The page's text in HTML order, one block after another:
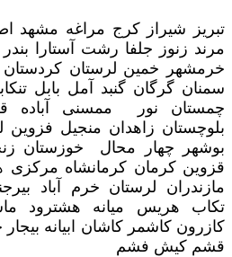
تبریز شیراز کرج مراغه مشهد
مرند زنوز جلفا رشت آستارا بندر
خرمشهر خمین لرستان کردستان
سمنان گرگان گنبد آمل بابل
چمستان نور ممسنی آباده
بلوچستان زاهدان منجیل فزوین
بوشهر چهار محال خوزستان
قزوین کرمان کرمانشاه مرکزی
مازندران لرستان خرم آباد
تکاب هریس میانه هشترود
کازرون کاشمر کاشان ابیانه
قشم کیش فشم